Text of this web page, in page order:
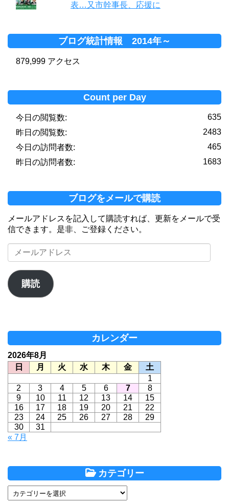
表…又市幹事長、応援に
ブログ統計情報 2014年～
879,999 アクセス
Count per Day
635
今日の閲覧数:
2483
昨日の閲覧数:
465
今日の訪問者数:
1683
昨日の訪問者数:
ブログをメールで購読
メールアドレスを記入して購読すれば、更新をメールで受
信できます。是非、ご登録ください。
メ
ー
ア
ド
購読
カレンダー
2026年8月
日
月 火 水 木 金
土
1
2
3 4 5 6 7
8
9
10 11 12 13 14
15
16
17 18 19 20 21
22
23
24 25 26 27 28
29
30
31
« 7月
カテゴリー